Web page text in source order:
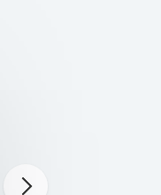
Ekipa zrobiła genialny